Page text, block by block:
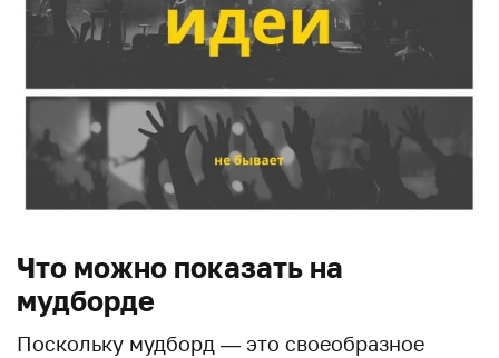
Что можно показать на
мудборде
Поскольку мудборд — это своеобразное